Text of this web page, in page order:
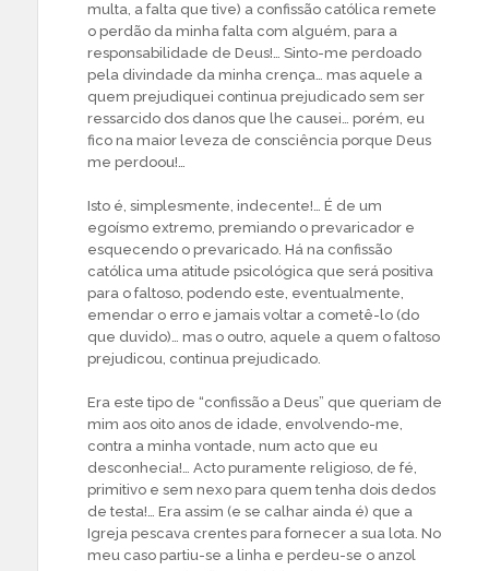
multa, a falta que tive) a confissão católica remete
o perdão da minha falta com alguém, para a
responsabilidade de Deus!… Sinto-me perdoado
pela divindade da minha crença… mas aquele a
quem prejudiquei continua prejudicado sem ser
ressarcido dos danos que lhe causei… porém, eu
fico na maior leveza de consciência porque Deus
me perdoou!…
Isto é, simplesmente, indecente!… É de um
egoísmo extremo, premiando o prevaricador e
esquecendo o prevaricado. Há na confissão
católica uma atitude psicológica que será positiva
para o faltoso, podendo este, eventualmente,
emendar o erro e jamais voltar a cometê-lo (do
que duvido)… mas o outro, aquele a quem o faltoso
prejudicou, continua prejudicado.
Era este tipo de “confissão a Deus” que queriam de
mim aos oito anos de idade, envolvendo-me,
contra a minha vontade, num acto que eu
desconhecia!… Acto puramente religioso, de fé,
primitivo e sem nexo para quem tenha dois dedos
de testa!… Era assim (e se calhar ainda é) que a
Igreja pescava crentes para fornecer a sua lota. No
meu caso partiu-se a linha e perdeu-se o anzol